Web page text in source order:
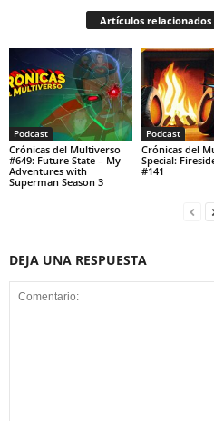
Artículos relacionados
Podcast
Crónicas del Multiverso
#649: Future State – My
Adventures with
Superman Season 3
Podcast
Crónicas del
Special:
#141
DEJA UNA RESPUESTA